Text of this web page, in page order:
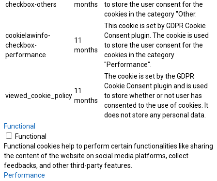
checkbox-others
months
to store the user consent for the
cookies in the category "Other.
cookielawinfo-
checkbox-
performance
11
months
This cookie is set by GDPR Cookie
Consent plugin. The cookie is used
to store the user consent for the
cookies in the category
"Performance".
viewed_cookie_policy
11
months
The cookie is set by the GDPR
Cookie Consent plugin and is used
to store whether or not user has
consented to the use of cookies. It
does not store any personal data.
Functional
Functional
Functional cookies help to perform certain functionalities like sharing
the content of the website on social media platforms, collect
feedbacks, and other third-party features.
Performance